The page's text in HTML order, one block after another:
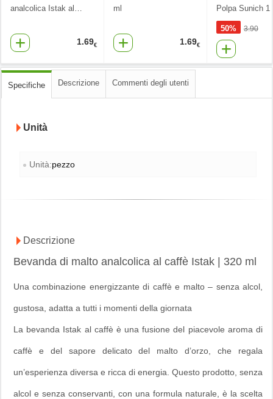
analcolica Istak al …
1.69€
ml
1.69€
Polpa Sunich 1
50% 3.90
Specifiche Descrizione Commenti degli utenti
Unità
Unità:pezzo
Descrizione
Bevanda di malto analcolica al caffè Istak | 320 ml
Una combinazione energizzante di caffè e malto – senza alcol,
gustosa, adatta a tutti i momenti della giornata
La bevanda Istak al caffè è una fusione del piacevole aroma di
caffè e del sapore delicato del malto d’orzo, che regala
un’esperienza diversa e ricca di energia. Questo prodotto, senza
alcol e senza conservanti, con una formula naturale, è la scelta